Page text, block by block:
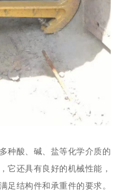
种酸、碱、盐等化学介质的
它还具有良好的机械性能，
足结构件和承重件的要求。